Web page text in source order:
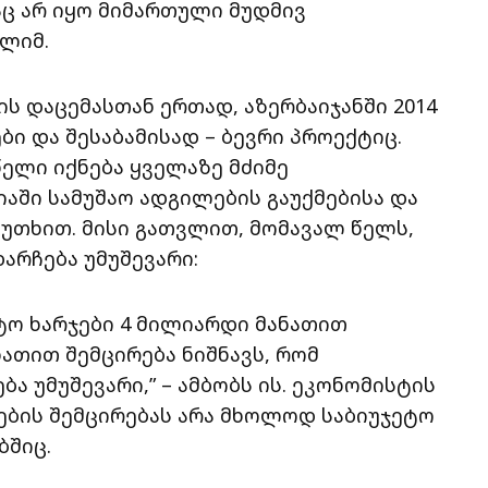
არ იყო მიმართული მუდმივ
დაცემასთან ერთად, აზერბაიჯანში 2014
და შესაბამისად – ბევრი პროექტიც.
იქნება ყველაზე მძიმე
სამუშაო ადგილების გაუქმებისა და
მისი გათვლით, მომავალ წელს,
უმუშევარი:
ხარჯები 4 მილიარდი მანათით
შემცირება ნიშნავს, რომ
უმუშევარი,” – ამბობს ის. ეკონომისტის
შემცირებას არა მხოლოდ საბიუჯეტო